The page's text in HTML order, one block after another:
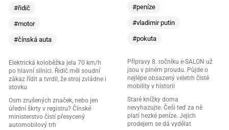
#řidič
#motor
#čínská auta
Elektrická koloběžka jela 70 km/h
po hlavní silnici. Řidič měl soudní
zákaz řídit a tvrdil, že stroj zvládne i
stovku
Osm zrušených značek, nebo jen
úřední škrty v registru? Čínské
ministerstvo čistí přesycený
automobilový trh
#peníze
#vladimir putin
#pokuta
Přípravy 8. ročníku e-SALON už
jsou v plném proudu. Půjde o
nejlépe obsazený veletrh čisté
mobility v historii
Staré knížky doma
nevyhazujte. Češi teď za ně
platí hezké peníze. Jejich
prodejem se dá vydělat